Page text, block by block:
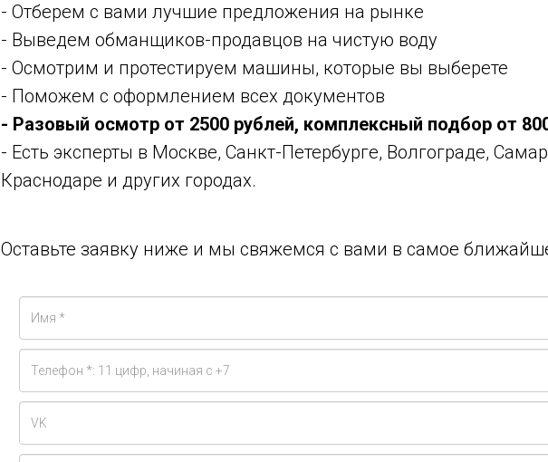
- Отберем с вами лучшие предложения на рынке
- Выведем обманщиков-продавцов на чистую воду
- Осмотрим и протестируем машины, которые вы выберете
- Поможем с оформлением всех документов
- Разовый осмотр от 2500 рублей, комплексный подбор от
- Есть эксперты в Москве, Санкт-Петербурге, Волгограде,
Краснодаре и других городах.
Оставьте заявку ниже и мы свяжемся с вами в самое